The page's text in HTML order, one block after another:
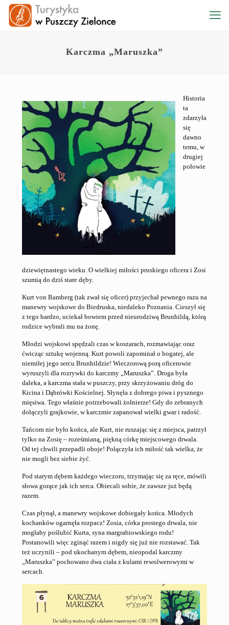
Karczma „Maruszka”
Historia
ta
zdarzyła
się
dawno
temu, w
drugiej
połowie
dziewiętnastego wieku. O wielkiej miłości pruskiego oficera i Zosi
szumią do dziś stare dęby.
Kurt von Bamberg (tak zwał się oficer) przyjechał pewnego razu na
manewry wojskowe do Biedruska, niedaleko Poznania. Cieszył się
z tego bardzo, uciekał bowiem przed nieurodziwą Brunhildą, którą
rodzice wybrali mu na żonę.
Młodzi wojskowi spędzali czas w koszarach, rozmawiając oraz
ćwicząc sztukę wojenną. Kurt powoli zapominał o bogatej, ale
niemiłej jego sercu Brunhildzie! Wieczorową porą oficerowie
wyruszyli dla rozrywki do karczmy „Maruszka”. Droga była
daleka, a karczma stała w puszczy, przy skrzyżowaniu dróg do
Kicina i Dąbrówki Kościelnej. Słynęła z dobrego piwa i pysznego
mięsiwa. Tego właśnie potrzebowali żołnierze! Gdy do zebranych
dołączyli grajkowie, w karczmie zapanował wielki gwar i radość.
Tańcom nie było końca, ale Kurt, nie ruszając się z miejsca, patrzył
tylko na Zosię – roześmianą, piękną córkę miejscowego drwala.
Od tej chwili przepadli oboje! Połączyła ich miłość tak wielka, że
nie mogli bez siebie żyć.
Pod starym dębem każdego wieczoru, trzymając się za ręce, mówili
słowa gorące jak ich serca. Obiecali sobie, że zawsze już będą
razem.
Czas płynął, a manewry wojskowe dobiegały końca. Młodych
kochanków ogarnęła rozpacz! Zosia, córka prostego drwala, nie
mogłaby poślubić Kurta, syna margrabiowskiego rodu!
Postanowili więc zginąć razem i nigdy się już nie rozstawać. Tak
też uczynili – pod ukochanym dębem, nieopodal karczmy
„Maruszka” pochowano dwa ciała z kulami rewolwerowymi w
sercach.